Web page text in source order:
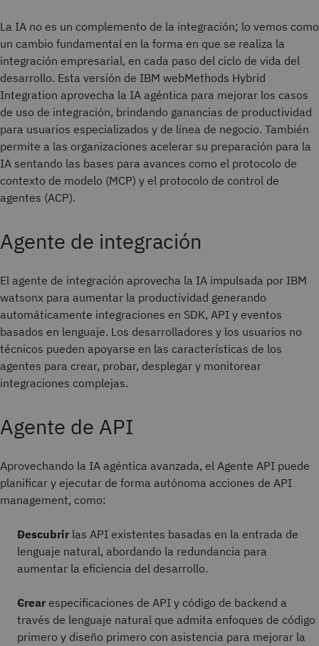
La IA no es un complemento de la integración; lo vemos como
un cambio fundamental en la forma en que se realiza la
integración empresarial, en cada paso del ciclo de vida del
desarrollo. Esta versión de IBM webMethods Hybrid
Integration aprovecha la IA agéntica para mejorar los casos
de uso de integración, brindando ganancias de productividad
para usuarios especializados y de línea de negocio. También
permite a las organizaciones acelerar su preparación para la
IA sentando las bases para avances como el protocolo de
contexto de modelo (MCP) y el protocolo de control de
agentes (ACP).
Agente de integración
El agente de integración aprovecha la IA impulsada por IBM
watsonx para aumentar la productividad generando
automáticamente integraciones en SDK, API y eventos
basados en lenguaje. Los desarrolladores y los usuarios no
técnicos pueden apoyarse en las características de los
agentes para crear, probar, desplegar y monitorear
integraciones complejas.
Agente de API
Aprovechando la IA agéntica avanzada, el Agente API puede
planificar y ejecutar de forma autónoma acciones de API
management, como:
Descubrir las API existentes basadas en la entrada de
lenguaje natural, abordando la redundancia para
aumentar la eficiencia del desarrollo.
Crear especificaciones de API y código de backend a
través de lenguaje natural que admita enfoques de código
primero y diseño primero con asistencia para mejorar la